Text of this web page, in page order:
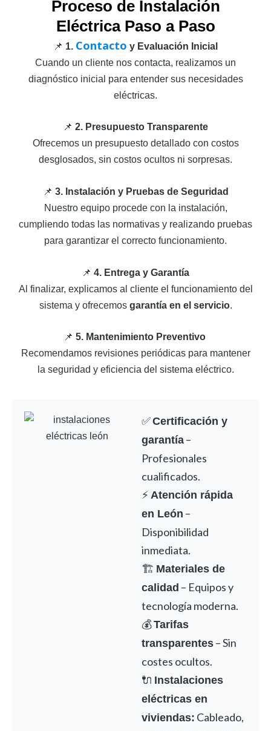
Proceso de Instalación
Eléctrica Paso a Paso
📌 1. Contacto y Evaluación Inicial
Cuando un cliente nos contacta, realizamos un
diagnóstico inicial para entender sus necesidades
eléctricas.
📌 2. Presupuesto Transparente
Ofrecemos un presupuesto detallado con costos
desglosados, sin costos ocultos ni sorpresas.
📌 3. Instalación y Pruebas de Seguridad
Nuestro equipo procede con la instalación,
cumpliendo todas las normativas y realizando pruebas
para garantizar el correcto funcionamiento.
📌 4. Entrega y Garantía
Al finalizar, explicamos al cliente el funcionamiento del
sistema y ofrecemos garantía en el servicio.
📌 5. Mantenimiento Preventivo
Recomendamos revisiones periódicas para mantener
la seguridad y eficiencia del sistema eléctrico.
✅Certificación y
garantía –
Profesionales
cualificados.
⚡ Atención rápida
en León –
Disponibilidad
inmediata.
🏗️ Materiales de
calidad – Equipos y
tecnología moderna.
💰Tarifas
transparentes – Sin
costes ocultos.
🔌 Instalaciones
eléctricas en
viviendas: Cableado,